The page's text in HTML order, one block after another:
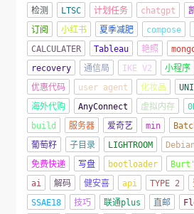
检测
LTSC 计划任务 chatgpt
订阅
小红书 夏季减肥 compose
CALCULATER
Tableau 艳照
recovery
通信局 IKE V2 小程序
优惠代码
user agent 化妆品
海外代购
AnyConnect 虚拟内存
build
服务器 爱奇艺 min
葡萄籽
子目录 LIGHTROOM Debian
免费快递
写盘 bootloader
ai
解码 健安喜 api TYPE 2
SSAE18
技巧 联通plus 直邮